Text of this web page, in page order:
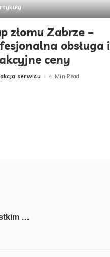
złomu Zabrze –
obsługa i
ceny
serwisu 4 Min Read
…